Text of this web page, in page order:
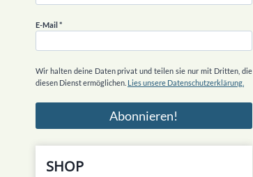
E-Mail *
Wir halten deine Daten privat und teilen sie nur mit Dritten, die
diesen Dienst ermöglichen. Lies unsere Datenschutzerklärung.
SHOP